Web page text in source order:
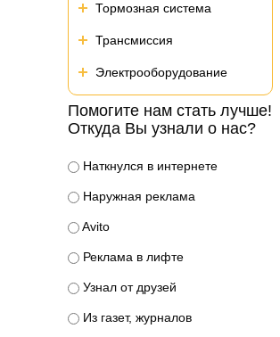
Тормозная система
Трансмиссия
Электрооборудование
Помогите нам стать лучше!
Откуда Вы узнали о нас?
Наткнулся в интернете
Наружная реклама
Avito
Реклама в лифте
Узнал от друзей
Из газет, журналов